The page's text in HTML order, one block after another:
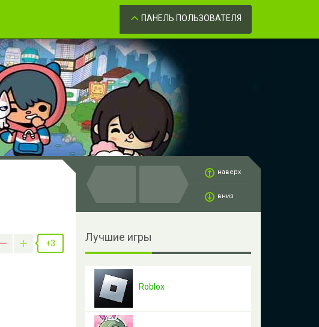
Забыли пароль?
ПАНЕЛЬ ПОЛЬЗОВАТЕЛЯ
+3
наверх
вниз
Лучшие игры
Roblox